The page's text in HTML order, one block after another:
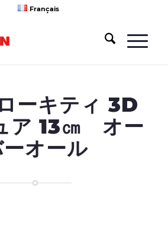
Français
ーキティ 3D
ア 13㎝ オー
オール